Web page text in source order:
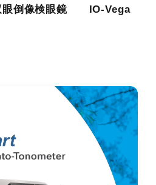
眼倒像検眼鏡 IO-Vega